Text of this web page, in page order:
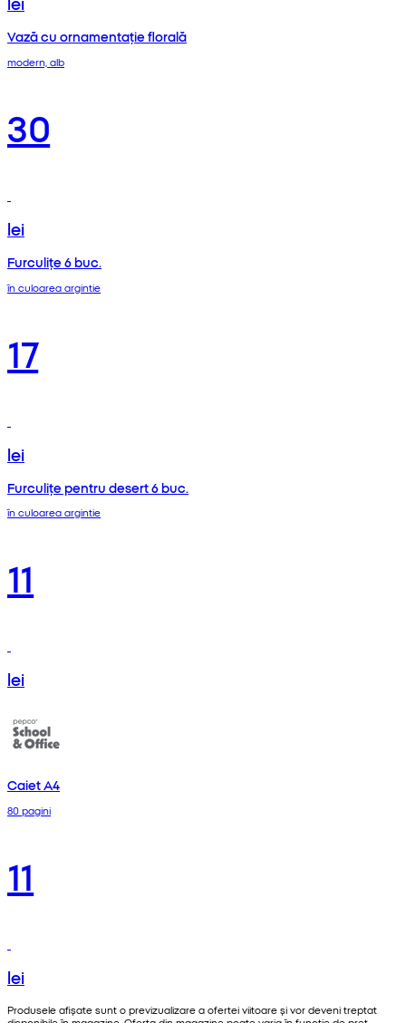
Vază cu ornamentație florală
modern, alb
30
lei
Furculițe 6 buc.
în culoarea argintie
17
lei
Furculițe pentru desert 6 buc.
în culoarea argintie
11
lei
Caiet A4
80 pagini
11
lei
Produsele afișate sunt o previzualizare a ofertei viitoare și vor deveni treptat